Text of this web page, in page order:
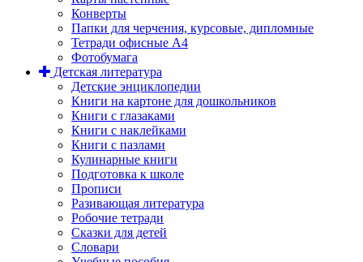
Конверты
Папки для черчения, курсовые, дипломные
Тетради офисные А4
Фотобумага
Детская литература
Детские энциклопедии
Книги на картоне для дошкольников
Книги с глазаками
Книги с наклейками
Книги с пазлами
Кулинарные книги
Подготовка к школе
Прописи
Разивающая литература
Робочие тетради
Сказки для детей
Словари